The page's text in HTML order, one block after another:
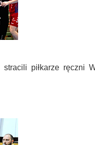
piłkarze ręczni